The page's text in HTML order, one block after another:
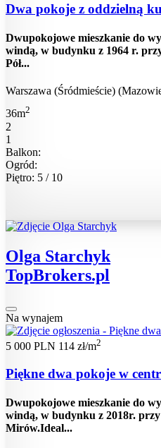
Dwa pokoje z oddzielną
Dwupokojowe mieszkanie do
windą, w budynku z 1964 r.
Pół...
Warszawa (Śródmieście)
36m2
2
1
Balkon:
Ogród:
Piętro: 5 / 10
Olga Starchyk
TopBrokers.pl
Na wynajem
5 000 PLN 114 zł/m2
Piękne dwa pokoje w
Dwupokojowe mieszkanie do
windą, w budynku z 2018r.
Mirów.Ideal...